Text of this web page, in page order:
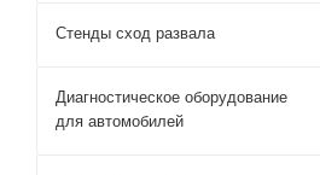
Стенды сход развала
Диагностическое оборудование
для автомобилей